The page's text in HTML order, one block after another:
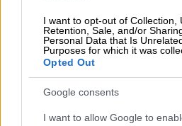
I want to opt-out of Collection,
Retention, Sale, and/or
Personal Data that Is
Purposes for which it was
Opted Out
Google consents
I want to allow Google to
Υγεία|20.11.2021 09:28
Μελέτη: H χρήση
μειώνει δραστικά
κορονοϊό